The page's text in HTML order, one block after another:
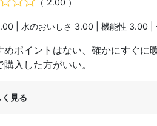
| 水のおいしさ 3.00 | 機能性 3.00 |
めポイントはない、確かにすぐに
購入した方がいい。
見る